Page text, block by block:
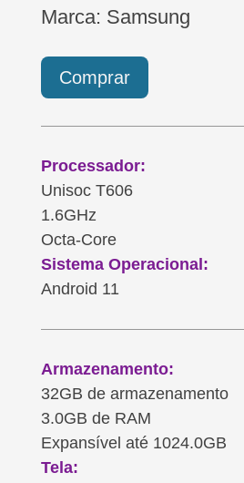
Marca: Samsung
Comprar
Processador:
Unisoc T606
1.6GHz
Octa-Core
Sistema Operacional:
Android 11
Armazenamento:
32GB de armazenamento
3.0GB de RAM
Expansível até 1024.0GB
Tela: